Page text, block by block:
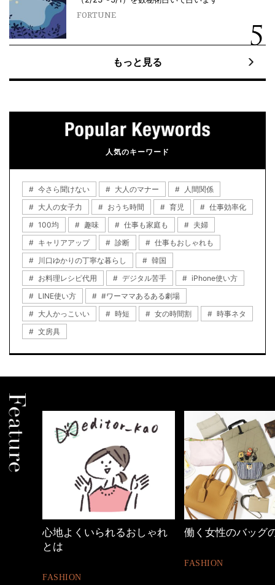
FORTUNE
もっと見る
人気のキーワード
今さら聞けない 大人のマナー
人間関係
大人の女子力
おうち時間 育児
仕事効率化
100均
趣味 仕事も家庭も
夫婦
キャリアアップ
診断
仕事もおしゃれも
川口ゆかりの丁寧な暮らし
韓国
お料理レシピ代用
デジタル苦手
iPhone使い方
LINE使い方
#ワーママあるある劇場
大人かっこいい
時短 女の時間割
時事ネタ
文房具
働く女性のバッグの中身
【ワーママのきれ